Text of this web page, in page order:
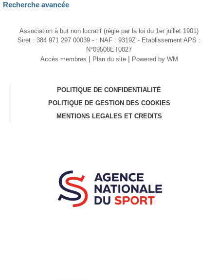
Recherche avancée
Association à but non lucratif (régie par la loi du 1er juillet 1901)
Siret : 384 971 297 00039 - : NAF : 9319Z - Etablissement APS :
N°09508ET0027
Accès membres | Plan du site | Powered by WM
POLITIQUE DE CONFIDENTIALITÉ
POLITIQUE DE GESTION DES COOKIES
MENTIONS LEGALES ET CREDITS